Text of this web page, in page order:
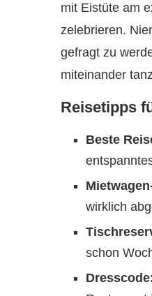
mit Eistüte am
zelebrieren.
gefragt zu
miteinander
Reisetipps
Beste
wirklich
schon